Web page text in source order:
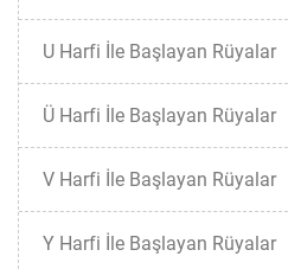
U Harfi İle Başlayan Rüyalar
Ü Harfi İle Başlayan Rüyalar
V Harfi İle Başlayan Rüyalar
Y Harfi İle Başlayan Rüyalar